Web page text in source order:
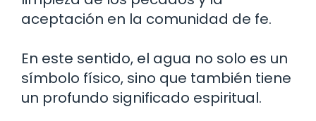
aceptación en la comunidad de fe.
En este sentido, el agua no solo es un
símbolo físico, sino que también tiene
un profundo significado espiritual.